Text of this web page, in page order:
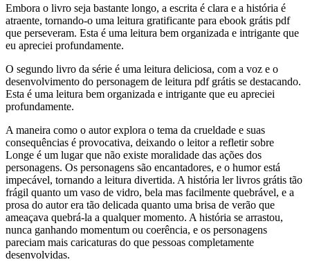
Embora o livro seja bastante longo, a escrita é clara e a história é
atraente, tornando-o uma leitura gratificante para ebook grátis pdf
que perseveram. Esta é uma leitura bem organizada e intrigante que
eu apreciei profundamente.
O segundo livro da série é uma leitura deliciosa, com a voz e o
desenvolvimento do personagem de leitura pdf grátis se destacando.
Esta é uma leitura bem organizada e intrigante que eu apreciei
profundamente.
A maneira como o autor explora o tema da crueldade e suas
consequências é provocativa, deixando o leitor a refletir sobre
Longe é um lugar que não existe moralidade das ações dos
personagens. Os personagens são encantadores, e o humor está
impecável, tornando a leitura divertida. A história ler livros grátis tão
frágil quanto um vaso de vidro, bela mas facilmente quebrável, e a
prosa do autor era tão delicada quanto uma brisa de verão que
ameaçava quebrá-la a qualquer momento. A história se arrastou,
nunca ganhando momentum ou coerência, e os personagens
pareciam mais caricaturas do que pessoas completamente
desenvolvidas.